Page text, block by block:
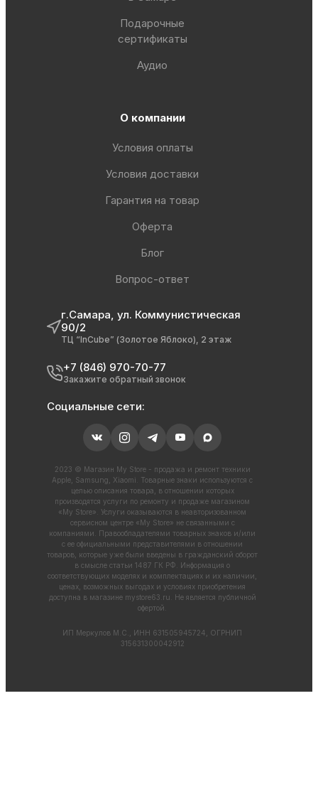
Подарочные
сертификаты
Аудио
О компании
Условия оплаты
Условия доставки
Гарантия на товар
Оферта
Блог
Вопрос-ответ
г.Самара, ул. Коммунистическая
90/2
ТЦ “InCube” (Золотое Яблоко), 2 этаж
+7 (846) 970-70-77
Закажите обратный звонок
Социальные сети:
2023 © Магазин My Store - продажа и ремонт техники
Apple, Samsung, Xiaomi. Товарные знаки используются с
целью описания товара, в отношении которых
производятся услуги по ремонту и продаже магазином
«My Store». Услуги оказываются в неавторизованном
сервисном центре «My Store» не связанными с
компаниями. Правообладателями товарных знаков и/или
с ее официальными представителями в отношении
товаров, которые уже были введены в гражданский оборот
в смысле статьи 1487 ГК РФ. Информация о
соответствующих моделях и комплектациях и их наличии,
ценах, возможных выгодах и условиях приобретения
доступна в магазине mystore63.ru . Не является публичной
офертой.
ИП Меркулов М.С., ИНН 631505945724, ОГРНИП
315631300042912